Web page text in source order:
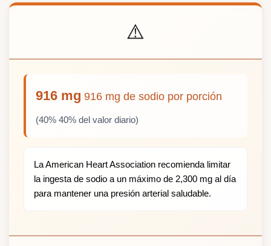
⚠️
916 mg 916 mg de sodio por porción
(40% 40% del valor diario)
La American Heart Association recomienda limitar
la ingesta de sodio a un máximo de 2,300 mg al día
para mantener una presión arterial saludable.